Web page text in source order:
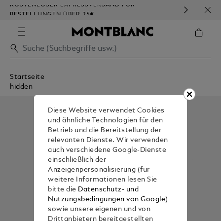
KOSTENLOSER EXPRESSVERSAND FÜR
BESTELLUNGEN ÜBER 25€
Startseite
hidden
Diese Website verwendet Cookies
und ähnliche Technologien für den
Betrieb und die Bereitstellung der
relevanten Dienste. Wir verwenden
auch verschiedene Google-Dienste
einschließlich der
Anzeigenpersonalisierung (für
weitere Informationen lesen Sie
bitte die Datenschutz- und
Nutzungsbedingungen von Google)
sowie unsere eigenen und von
Drittanbietern bereitgestellten